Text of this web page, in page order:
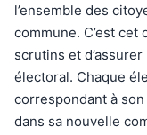
l’ensemble des
commune. C’est cet
scrutins et
électoral. Chaque
correspondant à
dans sa nouvelle